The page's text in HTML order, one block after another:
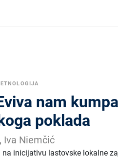
ETNOLOGIJA
nam
poklada
Iva Niemčić
na inicijativu lastovske lokalne